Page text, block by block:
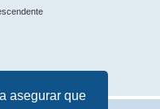
asegurar que